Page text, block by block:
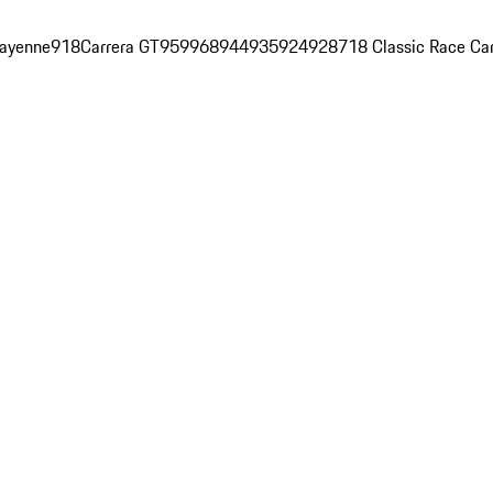
918Carrera GT959968944935924928718 Classic Race